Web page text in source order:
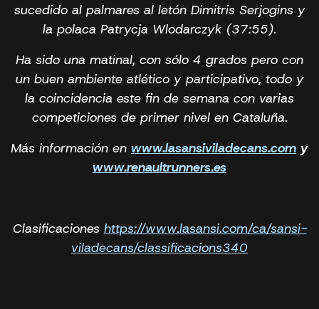
sucedido al palmares al letón Dimitris Serjogins y
la polaca Patrycja Wlodarczyk (37:55).
Ha sido una matinal, con sólo 4 grados pero con
un buen ambiente atlético y participativo, todo y
la coincidencia este fin de semana con varias
competiciones de primer nivel en Cataluña.
Más información en www.lasansiviladecans.com y
www.renaultrunners.es
Clasificaciones https://www.lasansi.com/ca/sansi-
viladecans/classificacions340